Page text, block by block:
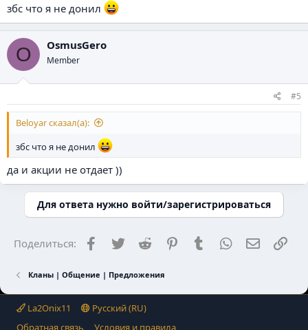
збс что я не донил
O OsmusGero
Member
#5
Beloyar сказал(а):
збс что я не донил
да и акции не отдает ))
Для ответа нужно войти/зарегистрироваться
Поделиться: Facebook
Twitter Reddit PinterestTumblr WhatsApp
Кланы | Общение | Предложения
La2Onix11
Русский (RU)
Обратная связь
Условия и правила